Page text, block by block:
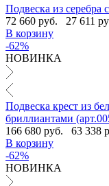
Подвеска из серебра
72 660 руб.
27 611
В корзину
-62%
НОВИНКА
Подвеска крест из
бриллиантами
166 680 руб.
63 338
В корзину
-62%
НОВИНКА